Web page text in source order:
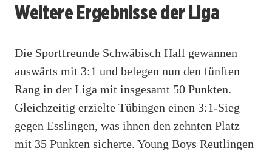
Weitere Ergebnisse der Liga
Die Sportfreunde Schwäbisch Hall gewannen
auswärts mit 3:1 und belegen nun den fünften
Rang in der Liga mit insgesamt 50 Punkten.
Gleichzeitig erzielte Tübingen einen 3:1-Sieg
gegen Esslingen, was ihnen den zehnten Platz
mit 35 Punkten sicherte. Young Boys Reutlingen